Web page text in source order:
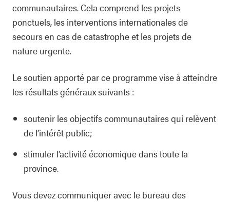
communautaires. Cela comprend les projets
ponctuels, les interventions internationales de
secours en cas de catastrophe et les projets de
nature urgente.
Le soutien apporté par ce programme vise à atteindre
les résultats généraux suivants :
soutenir les objectifs communautaires qui relèvent
de l’intérêt public;
stimuler l’activité économique dans toute la
province.
Vous devez communiquer avec le bureau des